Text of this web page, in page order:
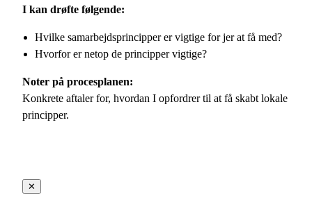
I kan drøfte følgende:
Hvilke samarbejdsprincipper er vigtige for jer at få med?
Hvorfor er netop de principper vigtige?
Noter på procesplanen:
Konkrete aftaler for, hvordan I opfordrer til at få skabt lokale
principper.
✕